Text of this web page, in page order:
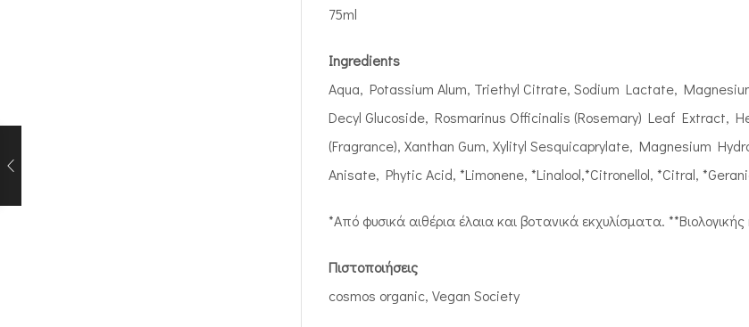
75ml
Ingredients
Aqua, Potassium Alum, Triethyl Citrate, Sodium Lactate,
Decyl Glucoside, Rosmarinus Officinalis (Rosemary) Leaf Extract,
(Fragrance), Xanthan Gum, Xylityl Sesquicaprylate, Magnesium
Anisate, Phytic Acid, *Limonene, *Linalool,*Citronellol, *Citral,
*Από φυσικά αιθέρια έλαια και βοτανικά εκχυλίσματα. **Βιολογικής
Πιστοποιήσεις
cosmos organic, Vegan Society